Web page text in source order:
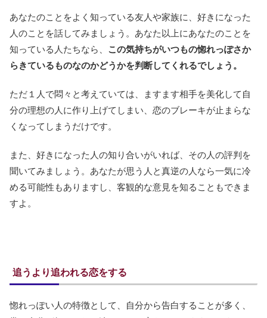
あなたのことをよく知っている友人や家族に、好きになった
人のことを話してみましょう。あなた以上にあなたのことを
知っている人たちなら、 この気持ちがいつもの惚れっぽさか
らきているものなのかどうかを判断してくれるでしょう。
ただ１人で悶々と考えていては、ますます相手を美化して自
分の理想の人に作り上げてしまい、恋のブレーキが止まらな
くなってしまうだけです。
また、好きになった人の知り合いがいれば、その人の評判を
聞いてみましょう。あなたが思う人と真逆の人なら一気に冷
める可能性もありますし、客観的な意見を知ることもできま
すよ。
追うより追われる恋をする
惚れっぽい人の特徴として、自分から告白することが多く、